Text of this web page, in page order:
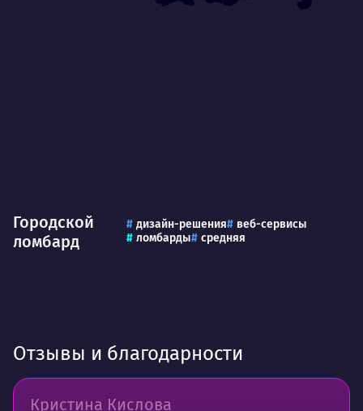
Городской
ломбард
дизайн-решения
веб-сервисы
ломбарды
средняя
Отзывы и благодарности
Кристина Кислова